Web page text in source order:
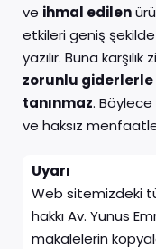
ve ihmal edilen
etkileri geniş
yazılır. Buna
zorunlu giderlerle
tanınmaz. Böylece
ve haksız
Uyarı
Web sitemizdeki
hakkı Av. Yunus
makalelerin